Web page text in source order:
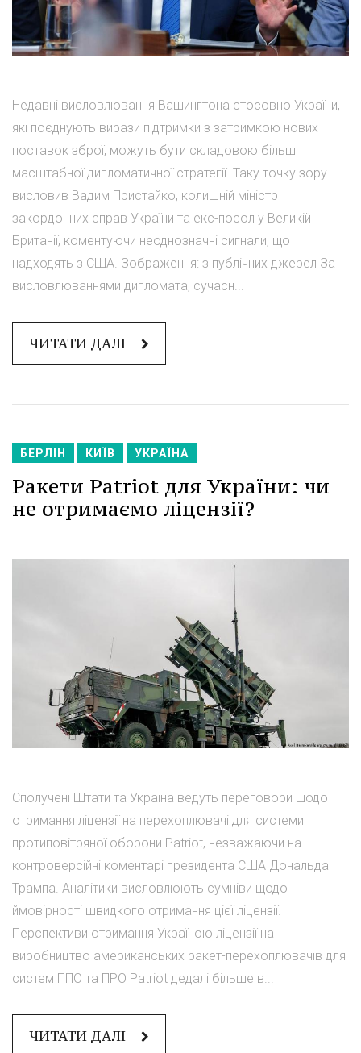
Недавні висловлювання Вашингтона стосовно України,
які поєднують вирази підтримки з затримкою нових
поставок зброї, можуть бути складовою більш
масштабної дипломатичної стратегії. Таку точку зору
висловив Вадим Пристайко, колишній міністр
закордонних справ України та екс-посол у Великій
Британії, коментуючи неоднозначні сигнали, що
надходять з США. Зображення: з публічних джерел За
висловлюваннями дипломата, сучасн...
ЧИТАТИ ДАЛІ
БЕРЛІН КИЇВ УКРАЇНА
Ракети Patriot для України: чи
не отримаємо ліцензії?
Сполучені Штати та Україна ведуть переговори щодо
отримання ліцензії на перехоплювачі для системи
протиповітряної оборони Patriot, незважаючи на
контроверсійні коментарі президента США Дональда
Трампа. Аналітики висловлюють сумніви щодо
ймовірності швидкого отримання цієї ліцензії.
Перспективи отримання Україною ліцензії на
виробництво американських ракет-перехоплювачів для
систем ППО та ПРО Patriot дедалі більше в...
ЧИТАТИ ДАЛІ